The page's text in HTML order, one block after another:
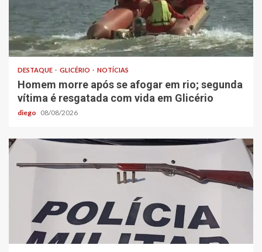
DESTAQUE GLICÉRIO NOTÍCIAS
Homem morre após se afogar em rio; segunda
vítima é resgatada com vida em Glicério
diego 08/08/2026